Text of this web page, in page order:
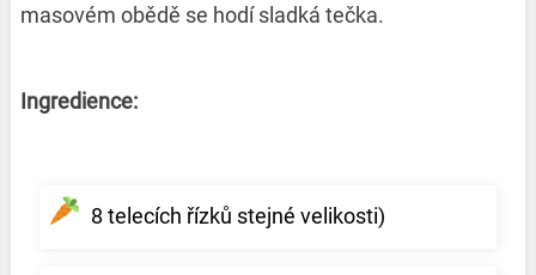
masovém obědě se hodí sladká tečka.
Ingredience:
8 telecích řízků stejné velikosti)